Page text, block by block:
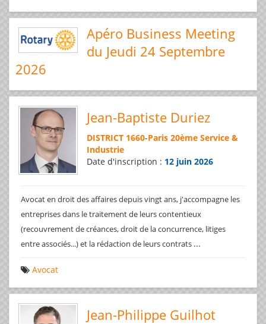
Apéro Business Meeting
du Jeudi 24 Septembre
2026
Jean-Baptiste Duriez
DISTRICT 1660-Paris 20ème Service &
Industrie
Date d'inscription : 12 juin 2026
Avocat en droit des affaires depuis vingt ans, j'accompagne les
entreprises dans le traitement de leurs contentieux
(recouvrement de créances, droit de la concurrence, litiges
entre associés...) et la rédaction de leurs contrats ...
Avocat
Jean-Philippe Guilhot